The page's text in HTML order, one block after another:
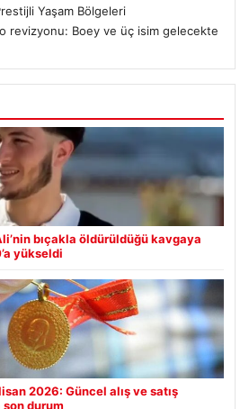
Yaşam Bölgeleri
revizyonu: Boey ve üç isim gelecekte
bıçakla öldürüldüğü kavgaya
yükseldi
2026: Güncel alış ve satış
durum